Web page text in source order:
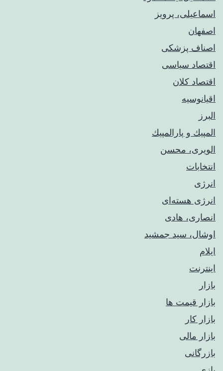
اسماعیلی، پرویز
اصفهان
اصناف پزشکی
اقتصاد سیاسی
اقتصاد کلان
اقیانوسیه
البرز
المپيك و پارالمپيك
الویری، محسن
انتخابات
انرژی
انرژی هسته‌ای
انصاری، هادی
اوشال، سید جمشید
ایلام
اینترنت
بازار
بازار قیمت ها
بازار کار
بازار مالی
بازرگانی